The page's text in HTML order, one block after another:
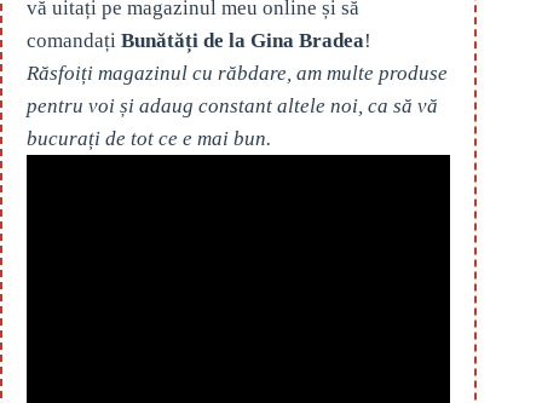
vă uitați pe magazinul meu online și să
comandați Bunătăți de la Gina Bradea!
Răsfoiți magazinul cu răbdare, am multe produse
pentru voi și adaug constant altele noi, ca să vă
bucurați de tot ce e mai bun.